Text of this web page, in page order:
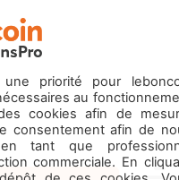
priorité pour
au
cookies afin de
consentement afin de
tant que
commerciale. En